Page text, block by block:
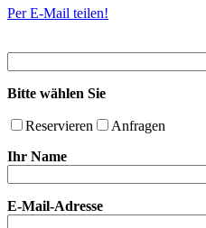
Per E-Mail teilen!
Bitte wählen Sie
Reservieren
Anfragen
Ihr Name
E-Mail-Adresse